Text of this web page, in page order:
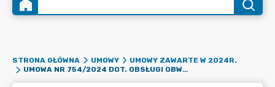
STRONA GŁÓWNA UMOWY
UMOWY ZAWARTE W 2024R.
UMOWA NR 754/2024 DOT. OBSŁUGI OBWODOWEJ KOMISJI WYBORCZEJ NR 13 Z/S W SPECJALNYM OŚRODKU SZKOLNO-WYCHOWAWCZYM IM. A. KARŁOWICZ W PUŁTUSKU I OBWODOWEJ KOMISJI WYBORCZEJ NR 17 Z/S W SPECJALNYM OŚRODKU SZKOLNO-WYCHOWAWCZYM IM. A. KARŁOWICZ W PUŁTUSKU W PRZEDTERMINOWYCH WYBORACH BURMISTRZA MIASTA PUŁTUSK, ZARZĄDZONYCH NA DZIEŃ 13.10.2024R.